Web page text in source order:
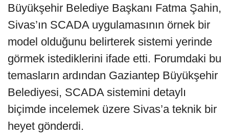
Büyükşehir Belediye Başkanı Fatma Şahin,
Sivas’ın SCADA uygulamasının örnek bir
model olduğunu belirterek sistemi yerinde
görmek istediklerini ifade etti. Forumdaki bu
temasların ardından Gaziantep Büyükşehir
Belediyesi, SCADA sistemini detaylı
biçimde incelemek üzere Sivas’a teknik bir
heyet gönderdi.